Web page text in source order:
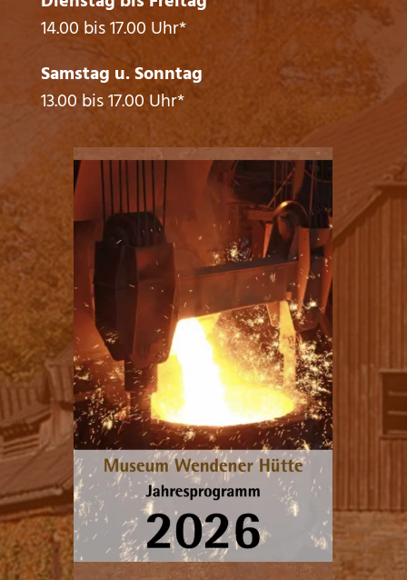
14.00 bis 17.00 Uhr*
Samstag u. Sonntag
13.00 bis 17.00 Uhr*